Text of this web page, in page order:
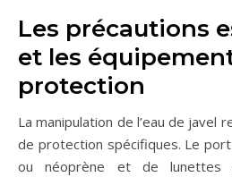
Les précautions
et les
protection
La manipulation de l’eau de javel
de protection spécifiques. Le
ou néoprène et de lunettes